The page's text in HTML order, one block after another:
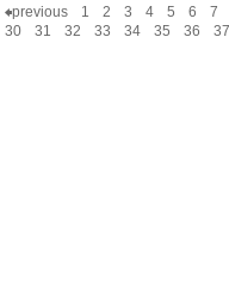
previous 1 2 3 4 5 6 7
30
31 32 33 34 35 36 37